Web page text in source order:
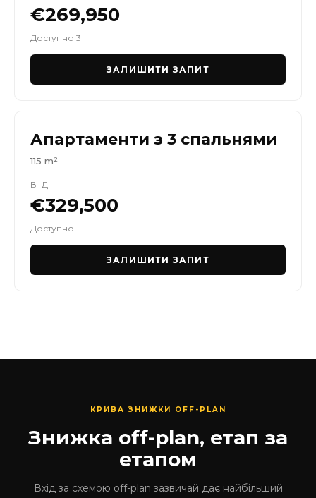
€269,950
Доступно 3
ЗАЛИШИТИ ЗАПИТ
Апартаменти з 3 спальнями
115 m²
ВІД
€329,500
Доступно 1
ЗАЛИШИТИ ЗАПИТ
КРИВА ЗНИЖКИ OFF-PLAN
Знижка off-plan, етап за
етапом
Вхід за схемою off-plan зазвичай дає найбільший